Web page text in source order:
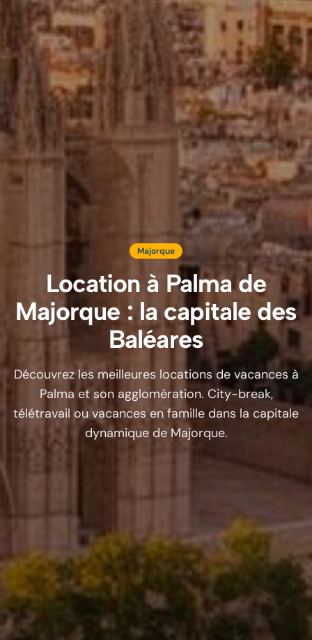
Majorque
Location à Palma de
Majorque : la capitale des
Baléares
Découvrez les meilleures locations de vacances à
Palma et son agglomération. City-break,
télétravail ou vacances en famille dans la capitale
dynamique de Majorque.